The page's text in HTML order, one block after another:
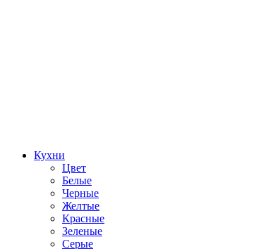
Кухни
Цвет
Белые
Черные
Желтые
Красные
Зеленые
Серые